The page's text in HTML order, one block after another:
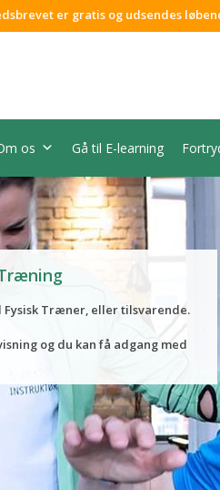
er gratis og udsendes
os Gå til E-learning
Træner, eller tilsvarende.
og du kan få adgang med